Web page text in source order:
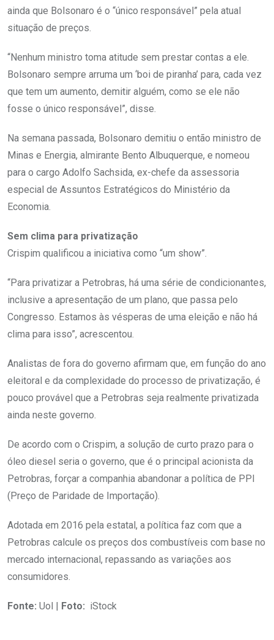
ainda que Bolsonaro é o “único responsável” pela atual
situação de preços.
“Nenhum ministro toma atitude sem prestar contas a ele.
Bolsonaro sempre arruma um ‘boi de piranha’ para, cada vez
que tem um aumento, demitir alguém, como se ele não
fosse o único responsável”, disse.
Na semana passada, Bolsonaro demitiu o então ministro de
Minas e Energia, almirante Bento Albuquerque, e nomeou
para o cargo Adolfo Sachsida, ex-chefe da assessoria
especial de Assuntos Estratégicos do Ministério da
Economia.
Sem clima para privatização
Crispim qualificou a iniciativa como “um show”.
“Para privatizar a Petrobras, há uma série de condicionantes,
inclusive a apresentação de um plano, que passa pelo
Congresso. Estamos às vésperas de uma eleição e não há
clima para isso”, acrescentou.
Analistas de fora do governo afirmam que, em função do ano
eleitoral e da complexidade do processo de privatização, é
pouco provável que a Petrobras seja realmente privatizada
ainda neste governo.
De acordo com o Crispim, a solução de curto prazo para o
óleo diesel seria o governo, que é o principal acionista da
Petrobras, forçar a companhia abandonar a política de PPI
(Preço de Paridade de Importação).
Adotada em 2016 pela estatal, a política faz com que a
Petrobras calcule os preços dos combustíveis com base no
mercado internacional, repassando as variações aos
consumidores.
Fonte: Uol | Foto: iStock